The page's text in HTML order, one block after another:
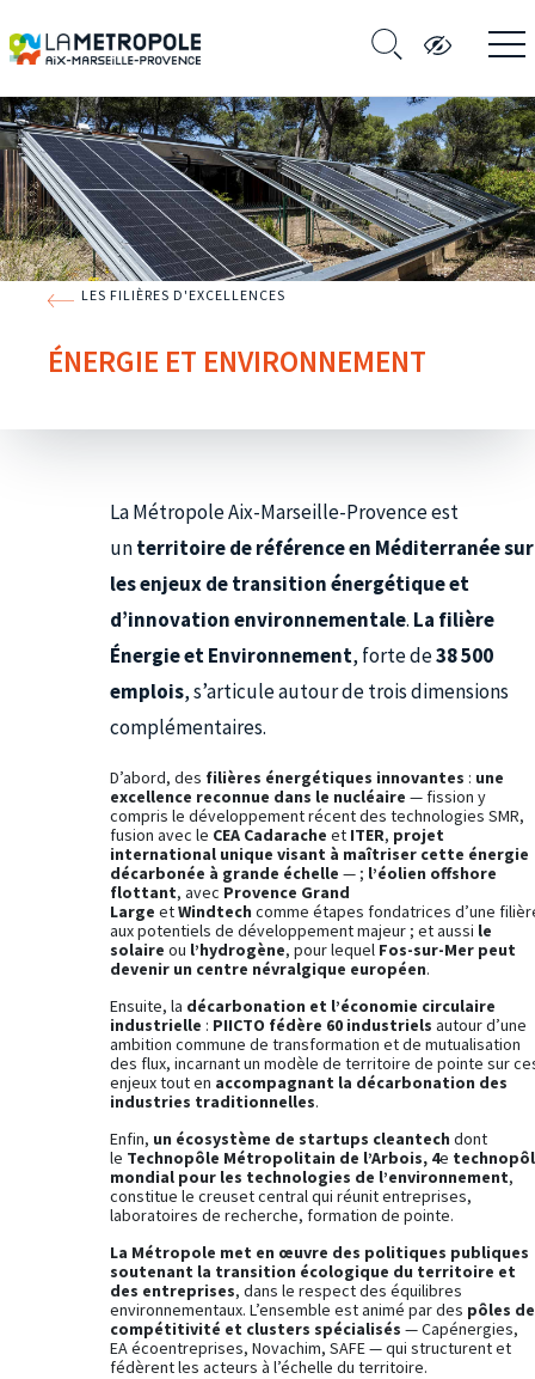
LES FILIÈRES D'EXCELLENCES
ÉNERGIE ET ENVIRONNEMENT
La Métropole Aix-Marseille-Provence est
unterritoire de référence en Méditerranée sur
les enjeux de transition énergétique et
d’innovation environnementale. La filière
Énergie et Environnement, forte de38 500
emplois, s’articule autour de trois dimensions
complémentaires.
D’abord, des filières énergétiques innovantes : une
excellence reconnue dans le nucléaire — fission y
compris le développement récent des technologies SMR,
fusion avec le CEA Cadarache et ITER, projet
international unique visant à maîtriser cette énergie
décarbonée à grande échelle — ; l’éolien offshore
flottant, avec Provence Grand
Large etWindtech comme étapes fondatrices d’une
aux potentiels de développement majeur ; et aussi le
solaire ou l’hydrogène, pour lequel Fos-sur-Mer peut
devenir un centre névralgique européen.
Ensuite, la décarbonation et l’économie circulaire
industrielle : PIICTO fédère 60 industriels autour d’une
ambition commune de transformation et de mutualisation
des flux, incarnant un modèle de territoire de pointe sur
enjeux tout en accompagnant la décarbonation des
industries traditionnelles.
Enfin, un écosystème de startups cleantech dont
le Technopôle Métropolitain de l’Arbois, 4e
mondial pour les technologies de l’environnement,
constitue le creuset central qui réunit entreprises,
laboratoires de recherche, formation de pointe.
La Métropole met en œuvre des politiques publiques
soutenant la transition écologique du territoire et
des entreprises, dans le respect des équilibres
environnementaux. L’ensemble est animé par des pôles de
compétitivité et clusters spécialisés — Capénergies,
EA écoentreprises, Novachim, SAFE — qui structurent et
fédèrent les acteurs à l’échelle du territoire.